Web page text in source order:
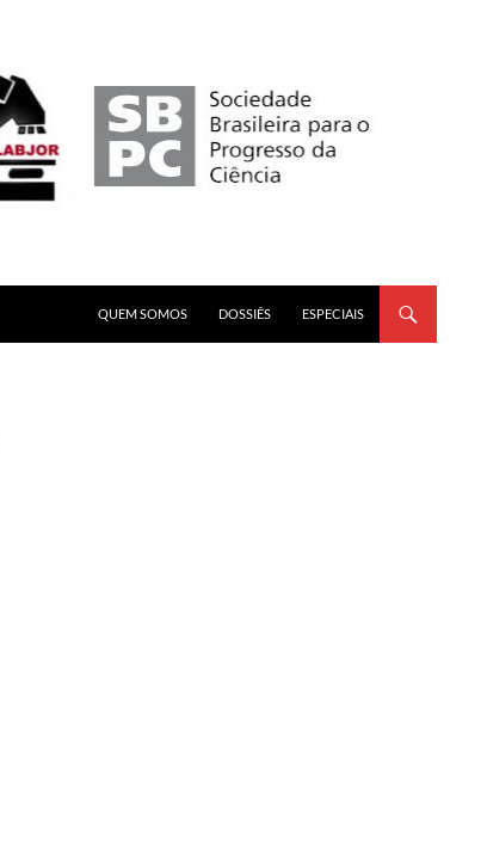
QUEM SOMOS
DOSSIÊS ESPECIAIS